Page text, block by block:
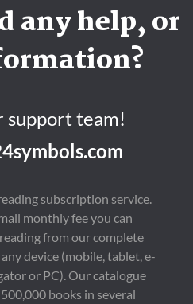
any help, or
support team!
subscription service.
monthly fee you can
from our complete
device (mobile, tablet, e-
or PC). Our catalogue
books in several